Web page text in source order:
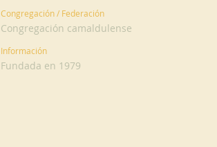
Congregación / Federación
Congregación camaldulense
Información
Fundada en 1979